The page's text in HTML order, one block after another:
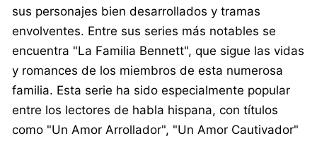
sus personajes bien desarrollados y tramas
envolventes. Entre sus series más notables se
encuentra "La Familia Bennett", que sigue las vidas
y romances de los miembros de esta numerosa
familia. Esta serie ha sido especialmente popular
entre los lectores de habla hispana, con títulos
como "Un Amor Arrollador", "Un Amor Cautivador"